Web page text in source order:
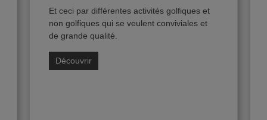
Et ceci par différentes activités golfiques et
non golfiques qui se veulent conviviales et
de grande qualité.
Découvrir